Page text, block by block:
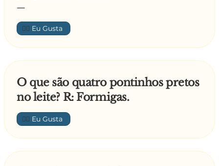
—
👍🏼
O que são quatro pontinhos pretos
no leite? R: Formigas.
👍🏼